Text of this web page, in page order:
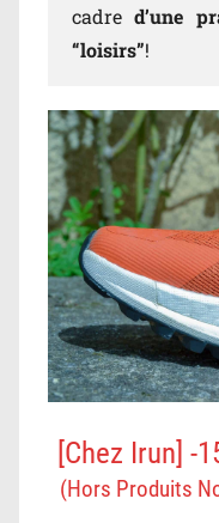
cadred’une
“loisirs”!
[Chez Irun] -
(Hors Produits